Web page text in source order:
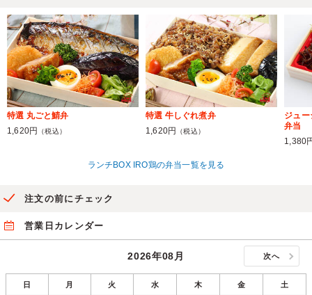
特選 丸ごと鯖弁
1,620円
（税込）
特選 牛しぐれ煮弁
1,620円
（税込）
ジュ
弁当
1,380
ランチBOX IRO鶏の弁当一覧を見る
注文の前にチェック
営業日カレンダー
2026年08月 次へ
日 月 火 水 木 金 土